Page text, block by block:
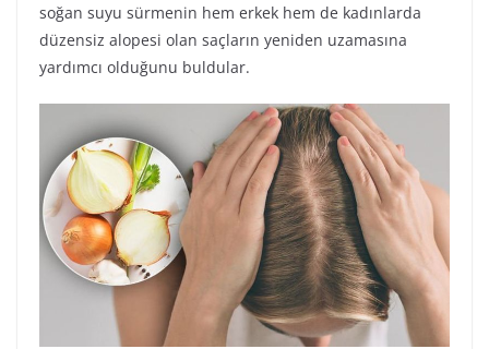
soğan suyu sürmenin hem erkek hem de kadınlarda
düzensiz alopesi olan saçların yeniden uzamasına
yardımcı olduğunu buldular.